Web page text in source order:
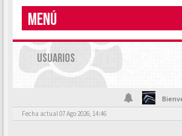
MENÚ
USUARIOS
Fecha actual 07 Ago 2026, 14:46